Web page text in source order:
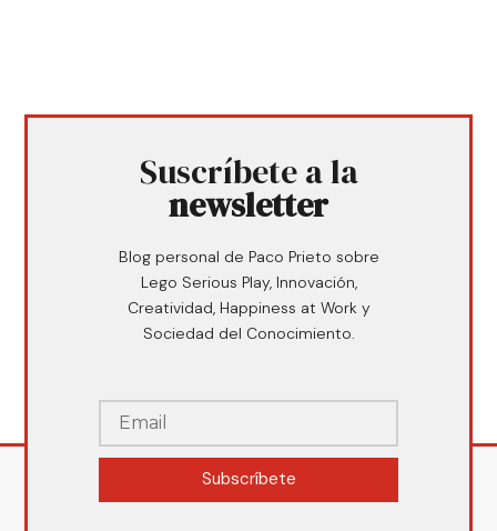
Suscríbete a la
newsletter
Blog personal de Paco Prieto sobre
Lego Serious Play, Innovación,
Creatividad, Happiness at Work y
Sociedad del Conocimiento.
Subscríbete